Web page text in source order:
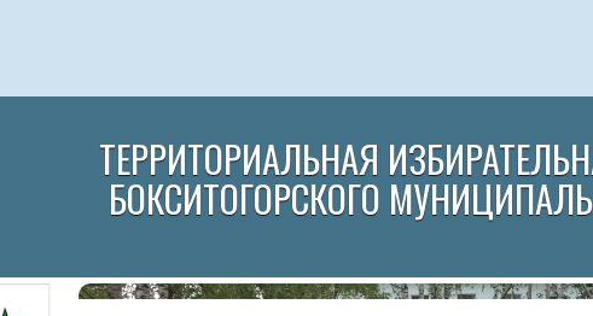
ТЕРРИТОРИАЛЬНАЯ
БОКСИТОГОРСКОГО